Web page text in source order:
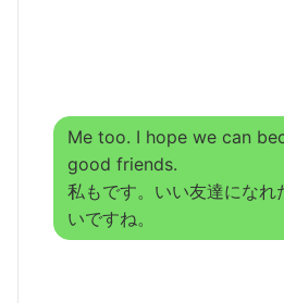
Me too. I hope we can
good friends.
私もです。いい友達になれ
いですね。